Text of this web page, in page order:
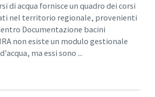
di acqua fornisce un quadro dei corsi
nel territorio regionale, provenienti
Documentazione bacini
non esiste un modulo gestionale
ma essi sono ...